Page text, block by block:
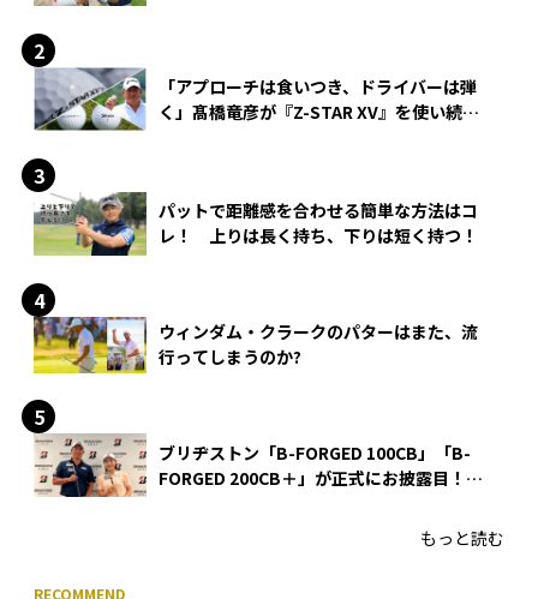
「アプローチは食いつき、ドライバーは弾
く」髙橋竜彦が『Z-STAR XV』を使い続け
パットで距離感を合わせる簡単な方法はコ
レ！ 上りは長く持ち、下りは短く持つ！
ウィンダム・クラークのパターはまた、流
行ってしまうのか?
ブリヂストン「B-FORGED 100CB」「B-
FORGED 200CB＋」が正式にお披露目！
もっと読む